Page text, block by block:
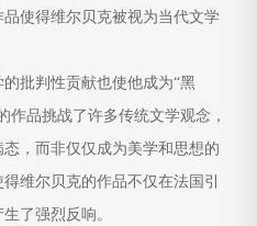
使得维尔贝克被视为当代文学
批判性贡献也使他成为“黑
作品挑战了许多传统文学观念，
，而非仅仅成为美学和思想的
维尔贝克的作品不仅在法国引
了强烈反响。